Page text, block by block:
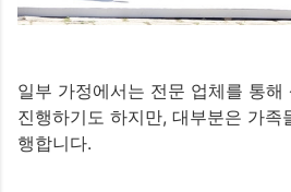
일부 가정에서는 전문 업체를 통해
진행하기도 하지만, 대부분은 가족
행합니다.